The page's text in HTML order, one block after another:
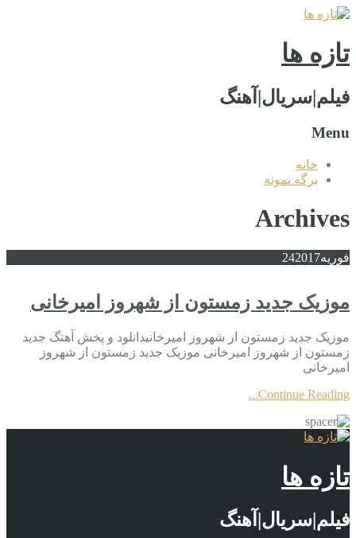
تازه ها
فیلم|سریال|آهنگ
Menu
خانه
برگه نمونه
Archives
فوریه 242017
موزیک جدید زمستون از شهروز امیرخانی
موزیک جدید زمستون از شهروز امیرخانیدانلود و پخش آهنگ جدید
زمستون از شهروز امیرخانی موزیک جدید زمستون از شهروز
امیرخانی
Continue Reading...
تازه ها
فیلم|سریال|آهنگ